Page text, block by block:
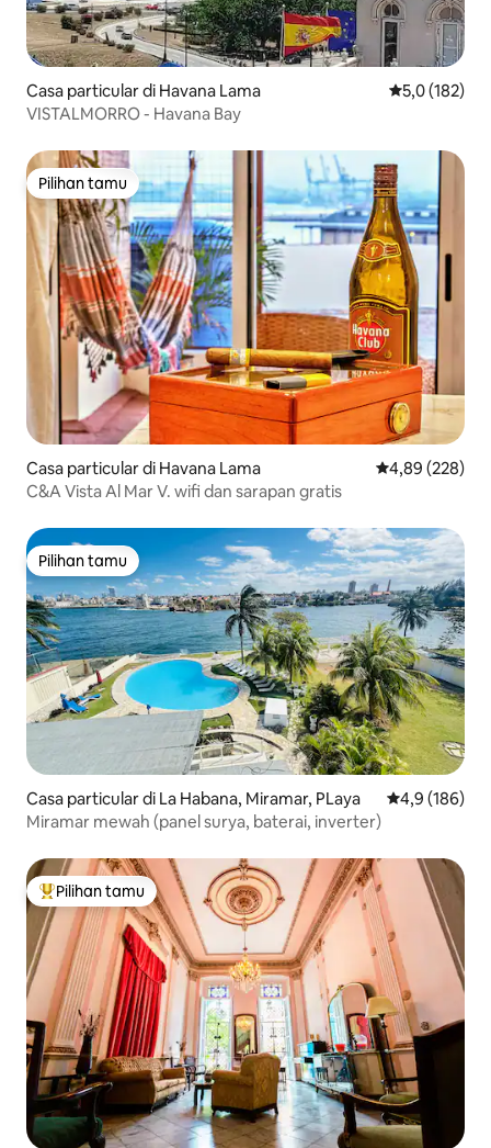
Casa particular di Havana Lama Nilai rata-
5,0 (182)
VISTALMORRO - Havana Bay
Pilihan tamu
Pilihan tamu
Casa particular di Havana Lama Nilai rata-rata
4,89 (228)
C&A Vista Al Mar V. wifi dan sarapan gratis
Pilihan tamu
Pilihan tamu
Casa particular di La Habana, Miramar, PLaya Nilai rata-rata
4,9 (186)
Miramar mewah (panel surya, baterai, inverter)
Pilihan tamu terpopuler
Pilihan tamu